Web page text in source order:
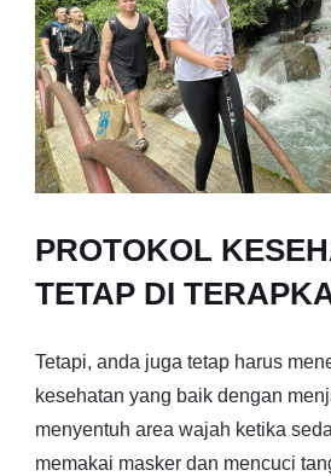
PROTOKOL
TETAP DI
Tetapi, anda juga tetap harus
kesehatan yang baik dengan
menyentuh area wajah ketika
memakai masker dan mencuci